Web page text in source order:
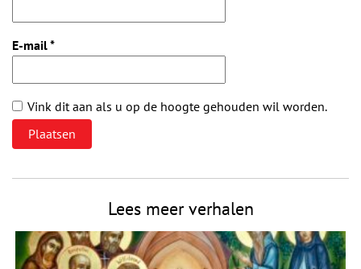
E-mail*
Vink dit aan als u op de hoogte gehouden wil worden.
Lees meer verhalen